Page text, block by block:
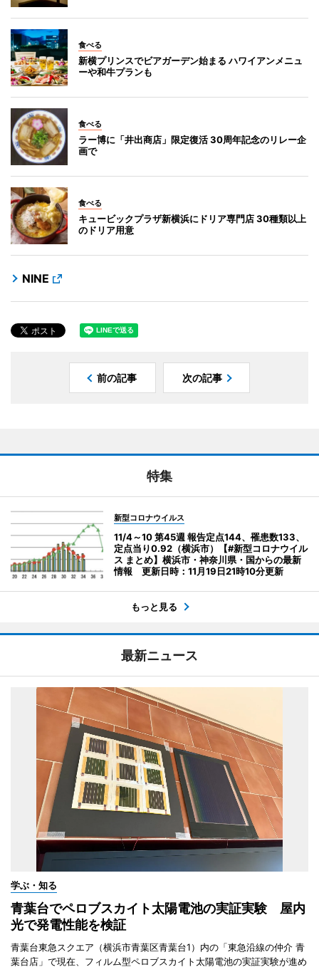
食べる
新横プリンスでビアガーデン始まる ハワイアンメニュ
ーや和牛プランも
食べる
ラー博に「井出商店」限定復活 30周年記念のリレー企
画で
食べる
キュービックプラザ新横浜にドリア専門店 30種類以上
のドリア用意
NINE
前の記事 次の記事
特集
新型コロナウイルス
11/4～10 第45週 報告定点144、罹患数133、
定点当り0.92（横浜市）【#新型コロナウイル
ス まとめ】横浜市・神奈川県・国からの最新
情報 更新日時：11月19日21時10分更新
もっと見る
最新ニュース
学ぶ・知る
青葉台でペロブスカイト太陽電池の実証実験 屋内
光で発電性能を検証
青葉台東急スクエア（横浜市青葉区青葉台1）内の「東急沿線の仲介 青
葉台店」で現在、フィルム型ペロブスカイト太陽電池の実証実験が進め